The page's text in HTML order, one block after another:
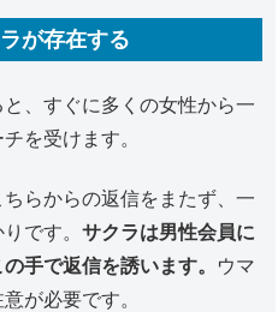
が存在する
と、すぐに多くの女性から一
を受けます。
らからの返信をまたず、一
りです。サクラは男性会員に
手で返信を誘います。
ウマ
が必要です。